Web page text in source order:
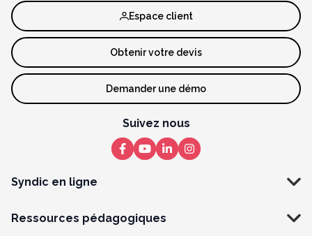
Syndic en ligne
Ressources pédagogiques
Espace client
Obtenir votre devis
Demander une démo
Suivez nous